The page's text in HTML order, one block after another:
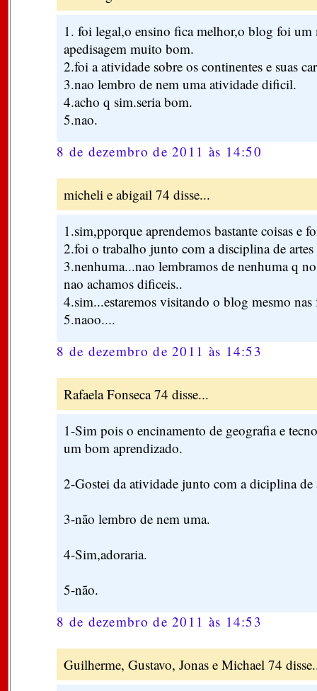
1. foi legal,o ensino fica melhor,o blog foi um
apedisagem muito bom.
2.foi a atividade sobre os continentes e suas
3.nao lembro de nem uma atividade dificil.
4.acho q sim.seria bom.
5.nao.
8 de dezembro de 2011 às 14:50
micheli e abigail 74 disse...
1.sim,pporque aprendemos bastante coisas e
2.foi o trabalho junto com a disciplina de
3.nenhuma...nao lembramos de nenhuma q
nao achamos dificeis..
4.sim...estaremos visitando o blog mesmo
5.naoo....
8 de dezembro de 2011 às 14:53
Rafaela Fonseca 74 disse...
1-Sim pois o encinamento de geografia e
um bom aprendizado.
2-Gostei da atividade junto com a diciplina de
3-não lembro de nem uma.
4-Sim,adoraria.
5-não.
8 de dezembro de 2011 às 14:53
Guilherme, Gustavo, Jonas e Michael 74